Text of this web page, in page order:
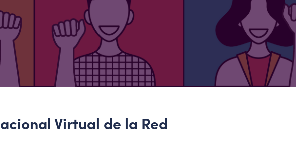
Virtual de la Red